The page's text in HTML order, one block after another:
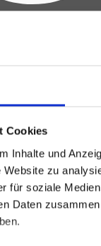
Cookies
Inhalte und
Website zu
für soziale
Daten